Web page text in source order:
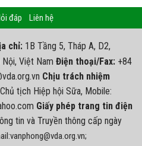
đáp Liên hệ
chỉ: 1B Tầng 5, Tháp A, D2,
Nội, Việt Nam Điện thoại/Fax: +84
Chịu trách nhiệm
tịch Hiệp hội Sữa, Mobile:
Giấy phép trang tin điện
tin và Truyền thông cấp ngày